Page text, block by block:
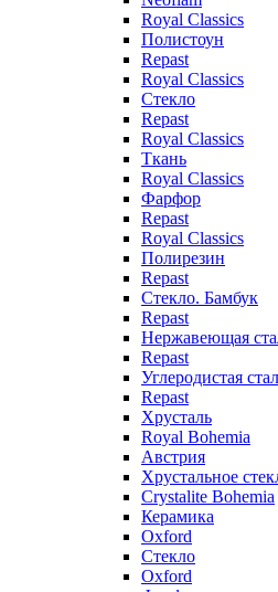
Royal Classics
Полистоун
Repast
Royal Classics
Стекло
Repast
Royal Classics
Ткань
Royal Classics
Фарфор
Repast
Royal Classics
Полирезин
Repast
Стекло. Бамбук
Repast
Нержавеющая
Repast
Углеродистая
Repast
Хрусталь
Royal Bohemia
Австрия
Хрустальное
Crystalite Bohemia
Керамика
Oxford
Стекло
Oxford